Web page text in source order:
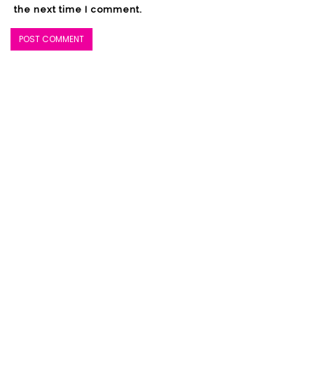
the next time I comment.